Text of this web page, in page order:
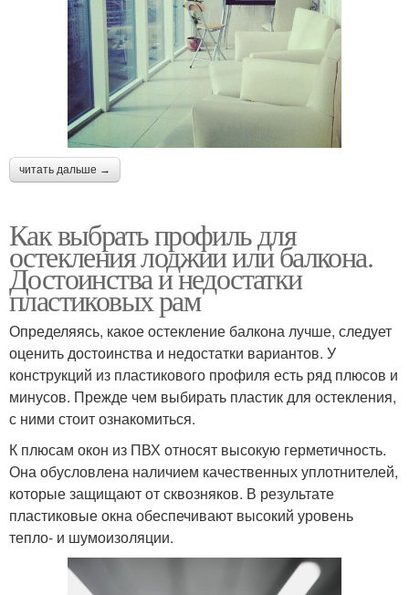
читать дальше →
Как выбрать профиль для
остекления лоджии или балкона.
Достоинства и недостатки
пластиковых рам
Определяясь, какое остекление балкона лучше, следует
оценить достоинства и недостатки вариантов. У
конструкций из пластикового профиля есть ряд плюсов и
минусов. Прежде чем выбирать пластик для остекления,
с ними стоит ознакомиться.
К плюсам окон из ПВХ относят высокую герметичность.
Она обусловлена наличием качественных уплотнителей,
которые защищают от сквозняков. В результате
пластиковые окна обеспечивают высокий уровень
тепло- и шумоизоляции.